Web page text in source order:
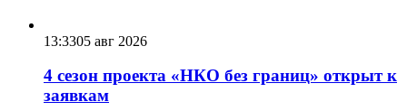
13:3305 авг 2026
4 сезон проекта «НКО без границ» открыт к
заявкам